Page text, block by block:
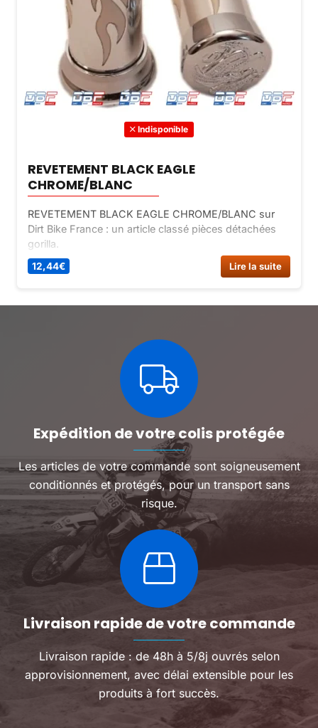
Indisponible
REVETEMENT BLACK EAGLE
CHROME/BLANC
REVETEMENT BLACK EAGLE CHROME/BLANC sur
Dirt Bike France : un article classé pièces détachées
gorilla.
12,44€ Lire la suite
Expédition de votre colis protégée
Les articles de votre commande sont soigneusement
conditionnés et protégés, pour un transport sans
risque.
Livraison rapide de votre commande
Livraison rapide : de 48h à 5/8j ouvrés selon
approvisionnement, avec délai extensible pour les
produits à fort succès.